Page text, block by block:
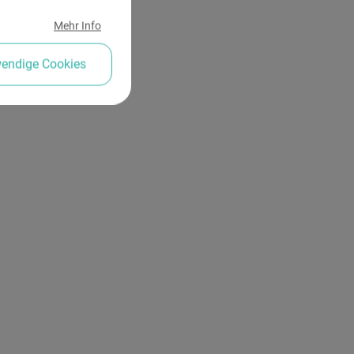
Mehr Info
Cookies